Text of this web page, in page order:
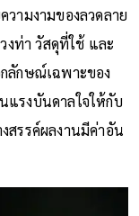
ามงามของลวดลาย
งท่า วัสดุที่ใช้ และ
ลักษณ์เฉพาะของ
รงบันดาลใจให้กับ
สรรค์ผลงานมีค่าอัน